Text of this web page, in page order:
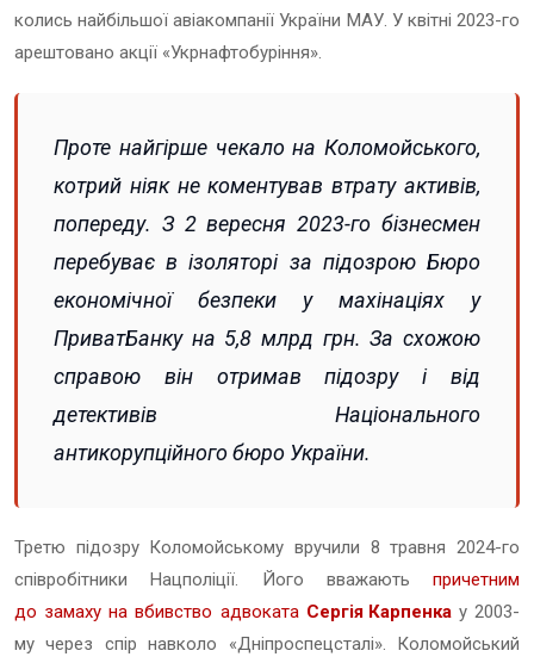
колись найбільшої авіакомпанії України МАУ. У квітні 2023-го
арештовано акції «Укрнафтобуріння».
Проте найгірше чекало на Коломойського,
котрий ніяк не коментував втрату активів,
попереду. З 2 вересня 2023-го бізнесмен
перебуває в ізоляторі за підозрою Бюро
економічної безпеки у махінаціях у
ПриватБанку на 5,8 млрд грн. За схожою
справою він отримав підозру і від
детективів Національного
антикорупційного бюро України.
Третю підозру Коломойському вручили 8 травня 2024-го
співробітники Нацполіції. Його вважають причетним
до замаху на вбивство адвоката Сергія Карпенкау 2003-
му через спір навколо «Дніпроспецсталі». Коломойський